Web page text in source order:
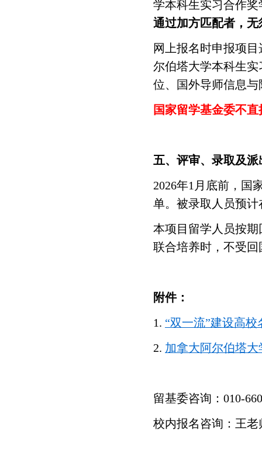
学本科生实习合作
通过加方匹配者，
网上报名时申报项
尔伯塔大学本科生
位、国外导师信息
国家留学基金委不
五、评审、录取及派
2026年1月底前，国
单。被录取人员预计
本项目留学人员按
联合培养时，不受
附件：
1. “双一流”建设高校
2. 加拿大阿尔伯塔
留基委咨询：010-
校内报名咨询：王老